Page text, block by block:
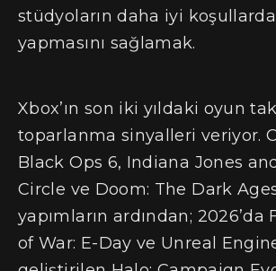
stüdyoların daha iyi
yapmasını sağlamak.
Xbox’ın son iki yıldaki oyun
toparlanma sinyalleri veriyor.
Black Ops 6, Indiana Jones
Circle ve Doom: The Dark
yapımların ardından; 2026’da
of War: E-Day ve Unreal